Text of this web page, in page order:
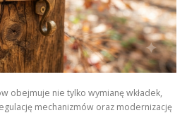
obejmuje nie tylko wymianę wkładek,
mechanizmów oraz modernizację